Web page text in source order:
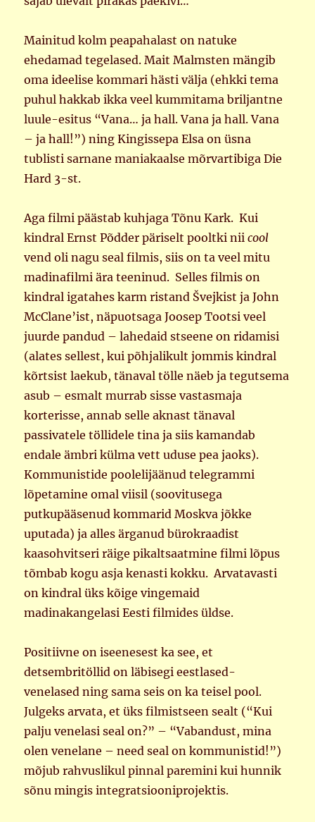
Mainitud kolm peapahalast on natuke
ehedamad tegelased. Mait Malmsten mängib
oma ideelise kommari hästi välja (ehkki tema
puhul hakkab ikka veel kummitama briljantne
luule-esitus “Vana… ja hall. Vana ja hall. Vana
– ja hall!”) ning Kingissepa Elsa on üsna
tublisti sarnane maniakaalse mõrvartibiga Die
Hard 3-st.
Aga filmi päästab kuhjaga Tõnu Kark. Kui
kindral Ernst Põdder päriselt pooltki niicool
vend oli nagu seal filmis, siis on ta veel mitu
madinafilmi ära teeninud. Selles filmis on
kindral igatahes karm ristand Švejkist ja John
McClane’ist, näpuotsaga Joosep Tootsi veel
juurde pandud – lahedaid stseene on ridamisi
(alates sellest, kui põhjalikult jommis kindral
kõrtsist laekub, tänaval tölle näeb ja tegutsema
asub – esmalt murrab sisse vastasmaja
korterisse, annab selle aknast tänaval
passivatele töllidele tina ja siis kamandab
endale ämbri külma vett uduse pea jaoks).
Kommunistide poolelijäänud telegrammi
lõpetamine omal viisil (soovitusega
putkupääsenud kommarid Moskva jõkke
uputada) ja alles ärganud bürokraadist
kaasohvitseri räige pikaltsaatmine filmi lõpus
tõmbab kogu asja kenasti kokku. Arvatavasti
on kindral üks kõige vingemaid
madinakangelasi Eesti filmides üldse.
Positiivne on iseenesest ka see, et
detsembritöllid on läbisegi eestlased-
venelased ning sama seis on ka teisel pool.
Julgeks arvata, et üks filmistseen sealt (“Kui
palju venelasi seal on?” – “Vabandust, mina
olen venelane – need seal on kommunistid!”)
mõjub rahvuslikul pinnal paremini kui hunnik
sõnu mingis integratsiooniprojektis.